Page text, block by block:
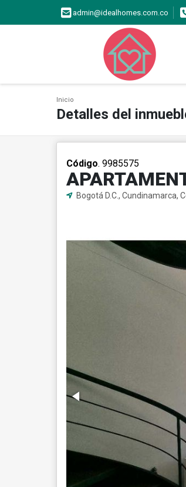
admin@idealhomes.com.co
Inicio
Detalles del
Código. 9985575
Bogotá D.C., Cundinamarca,